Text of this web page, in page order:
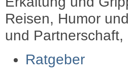
Reisen, Humor
und
Ratgeber